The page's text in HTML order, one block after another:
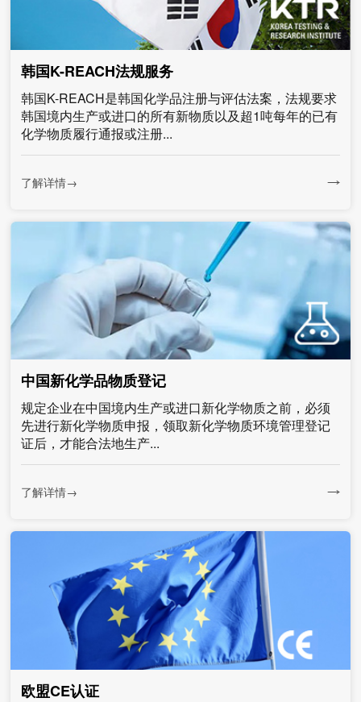
韩国K-REACH法规服务
韩国K-REACH是韩国化学品注册与评估法案，法规要求
韩国境内生产或进口的所有新物质以及超1吨每年的已有
化学物质履行通报或注册...
了解详情→
中国新化学品物质登记
规定企业在中国境内生产或进口新化学物质之前，必须
先进行新化学物质申报，领取新化学物质环境管理登记
证后，才能合法地生产...
了解详情→
欧盟CE认证